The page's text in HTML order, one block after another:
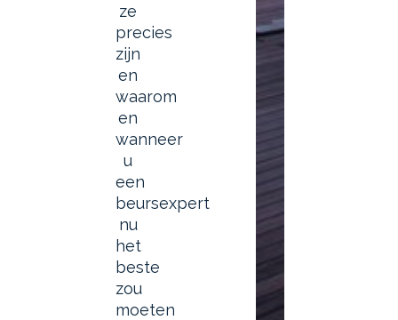
ze
precies
zijn
en
waarom
en
wanneer
u
een
beursexpert
nu
het
beste
zou
moeten